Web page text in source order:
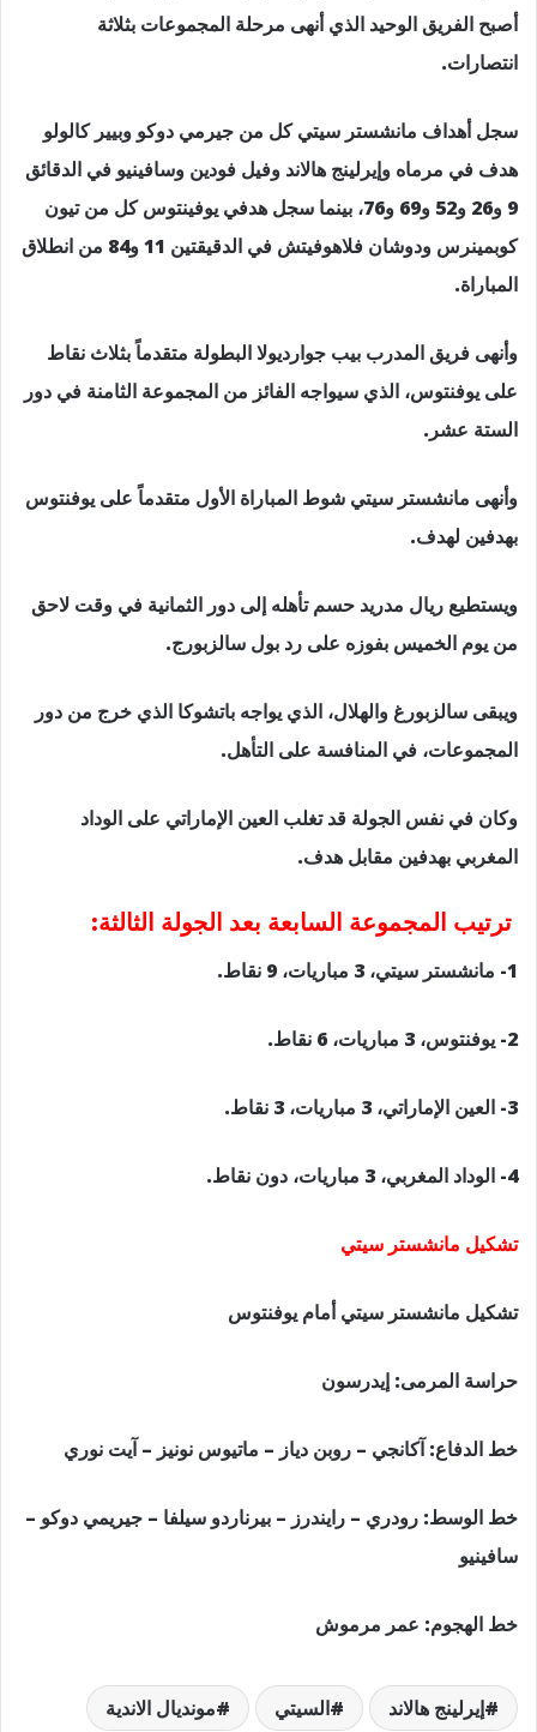
أصبح الفريق الوحيد الذي أنهى مرحلة المجموعات بثلاثة
انتصارات.
سجل أهداف مانشستر سيتي كل من جيرمي دوكو وبيير كالولو
هدف في مرماه وإيرلينج هالاند وفيل فودين وسافينيو في الدقائق
9 و26 و52 و69 و76، بينما سجل هدفي يوفينتوس كل من تيون
كوبمينرس ودوشان فلاهوفيتش في الدقيقتين 11 و84 من انطلاق
المباراة.
وأنهى فريق المدرب بيب جوارديولا البطولة متقدماً بثلاث نقاط
على يوفنتوس، الذي سيواجه الفائز من المجموعة الثامنة في دور
الستة عشر.
وأنهى مانشستر سيتي شوط المباراة الأول متقدماً على يوفنتوس
بهدفين لهدف.
ويستطيع ريال مدريد حسم تأهله إلى دور الثمانية في وقت لاحق
من يوم الخميس بفوزه على رد بول سالزبورج.
ويبقى سالزبورغ والهلال، الذي يواجه باتشوكا الذي خرج من دور
المجموعات، في المنافسة على التأهل.
وكان في نفس الجولة قد تغلب العين الإماراتي على الوداد
المغربي بهدفين مقابل هدف.
ترتيب المجموعة السابعة بعد الجولة الثالثة:
1- مانشستر سيتي، 3 مباريات، 9 نقاط.
2- يوفنتوس، 3 مباريات، 6 نقاط.
3- العين الإماراتي، 3 مباريات، 3 نقاط.
4- الوداد المغربي، 3 مباريات، دون نقاط.
تشكيل مانشستر سيتي
تشكيل مانشستر سيتي أمام يوفنتوس
حراسة المرمى: إيدرسون
خط الدفاع: آكانجي – روبن دياز – ماتيوس نونيز – آيت نوري
خط الوسط: رودري – رايندرز – بيرناردو سيلفا – جيريمي دوكو –
سافينيو
خط الهجوم: عمر مرموش
إيرلينج هالاند السيتي مونديال الاندية